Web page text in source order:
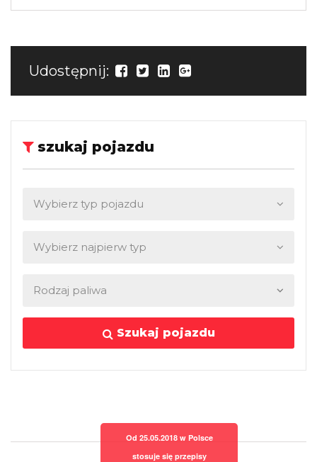
Udostępnij:
szukaj pojazdu
Szukaj pojazdu
Od 25.05.2018 w Polsce
stosuje się przepisy